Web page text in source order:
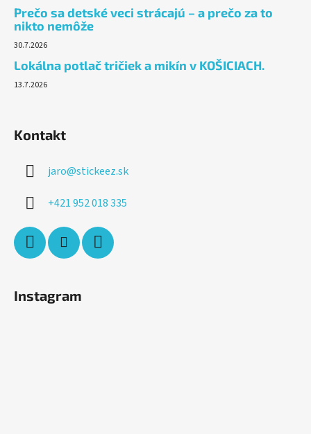
Prečo sa detské veci strácajú – a prečo za to
nikto nemôže
30.7.2026
Lokálna potlač tričiek a mikín v KOŠICIACH.
13.7.2026
Kontakt
jaro@stickeez.sk
+421 952 018 335
Instagram